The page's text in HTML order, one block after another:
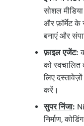
सोशल
और फ़ॉर्मेट
बनाएं और
फ़ाइल एजेंट:
को
लिए
करें।
सुपर निंजा:
निर्माण,